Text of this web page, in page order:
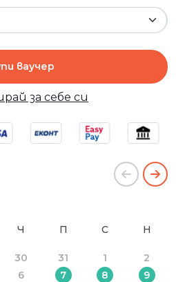
ваучер
за себе си
Ч П С Н
30 31 1
2
6 7 8
9